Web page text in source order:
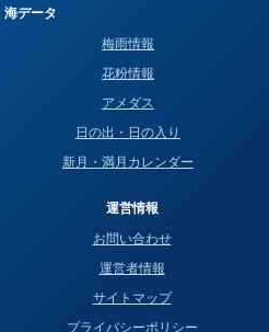
海データ
梅雨情報
花粉情報
アメダス
日の出・日の入り
新月・満月カレンダー
運営情報
お問い合わせ
運営者情報
サイトマップ
プライバシーポリシー